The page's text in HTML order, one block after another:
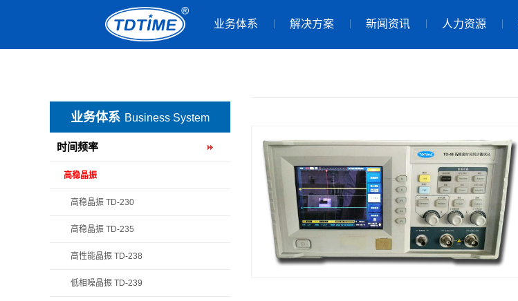
业务体系 解决方案 新闻资讯 人力资源
业务体系 Business System
时间频率
高稳晶振
高稳晶振 TD-230
高稳晶振 TD-235
高性能晶振 TD-238
低相噪晶振 TD-239